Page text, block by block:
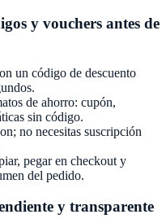
y vouchers antes de
un código de descuento
de ahorro: cupón,
sin código.
; no necesitas suscripción
pegar en checkout y
del pedido.
y transparente